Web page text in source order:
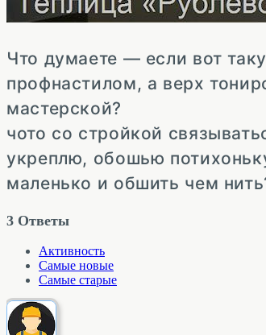
Что думаете — если вот
профнастилом, а верх
мастерской?
чото со стройкой
укреплю, обошью
маленько и обшить чем
3 Ответы
Активность
Самые новые
Самые старые